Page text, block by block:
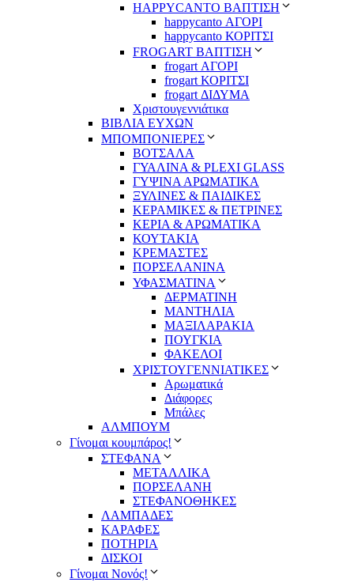
HAPPYCANTO ΒΑΠΤΙΣΗ
happycanto ΑΓΟΡΙ
happycanto ΚΟΡΙΤΣΙ
FROGART ΒΑΠΤΙΣΗ
frogart ΑΓΟΡΙ
frogart ΚΟΡΙΤΣΙ
frogart ΔΙΔΥΜΑ
Χριστουγεννιάτικα
ΒΙΒΛΙΑ ΕΥΧΩΝ
ΜΠΟΜΠΟΝΙΕΡΕΣ
ΒΟΤΣΑΛΑ
ΓΥΑΛΙΝΑ & PLEXI GLASS
ΓΥΨΙΝΑ ΑΡΩΜΑΤΙΚΑ
ΞΥΛΙΝΕΣ & ΠΑΙΔΙΚΕΣ
ΚΕΡΑΜΙΚΕΣ & ΠΕΤΡΙΝΕΣ
ΚΕΡΙΑ & ΑΡΩΜΑΤΙΚΑ
ΚΟΥΤΑΚΙΑ
ΚΡΕΜΑΣΤΕΣ
ΠΟΡΣΕΛΑΝΙΝΑ
ΥΦΑΣΜΑΤΙΝA
ΔΕΡΜΑΤΙΝΗ
ΜΑΝΤΗΛΙΑ
ΜΑΞΙΛΑΡΑΚΙΑ
ΠΟΥΓΚΙΑ
ΦΑΚΕΛΟΙ
ΧΡΙΣΤΟΥΓΕΝΝΙΑΤΙΚΕΣ
Αρωματικά
Διάφορες
Μπάλες
ΑΛΜΠΟΥΜ
Γίνομαι κουμπάρος!
ΣΤΕΦΑΝΑ
ΜΕΤΑΛΛΙΚΑ
ΠΟΡΣΕΛΑΝΗ
ΣΤΕΦΑΝΟΘΗΚΕΣ
ΛΑΜΠΑΔΕΣ
ΚΑΡΑΦΕΣ
ΠΟΤΗΡΙΑ
ΔΙΣΚΟΙ
Γίνομαι Νονός!